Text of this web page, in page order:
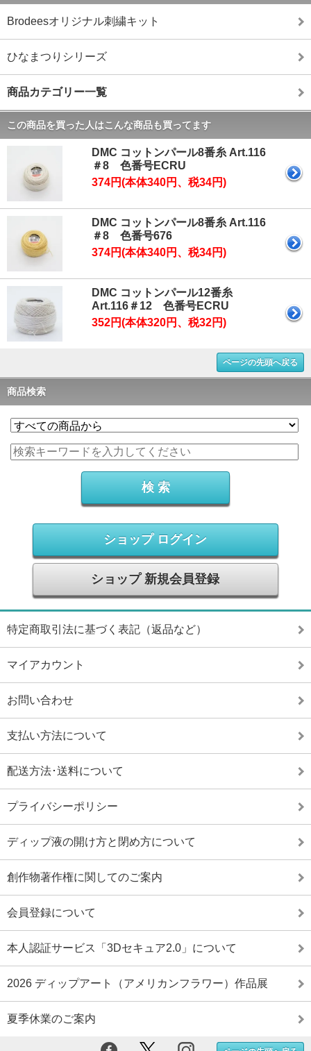
Brodeesオリジナル刺繍キット
ひなまつりシリーズ
商品カテゴリー一覧
この商品を買った人はこんな商品も買ってます
DMC コットンパール8番糸 Art.116
＃8 色番号ECRU
374円(本体340円、税34円)
DMC コットンパール8番糸 Art.116
＃8 色番号676
374円(本体340円、税34円)
DMC コットンパール12番糸
Art.116＃12 色番号ECRU
352円(本体320円、税32円)
ページの先頭へ戻る
商品検索
ショップ ログイン
ショップ 新規会員登録
特定商取引法に基づく表記（返品など）
マイアカウント
お問い合わせ
支払い方法について
配送方法･送料について
プライバシーポリシー
ディップ液の開け方と閉め方について
創作物著作権に関してのご案内
会員登録について
本人認証サービス「3Dセキュア2.0」について
2026 ディップアート（アメリカンフラワー）作品展
夏季休業のご案内